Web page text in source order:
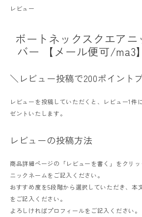
ACCOUNT MENU
ようこそ ゲスト 様
レディーストップス
レディースボトムス
レビュー
ボートネックスクエアニ
バー 【メール便可/ma3
＼レビュー投稿で200ポイント
レビューを投稿していただくと、レビュー1件
ゼントいたします。
レビューの投稿方法
商品詳細ページの「レビューを書く」をクリッ
ニックネームをご記入ください。
おすすめ度を5段階から選択していただき、本
をご記入ください。
よろしければプロフィールをご記入ください。